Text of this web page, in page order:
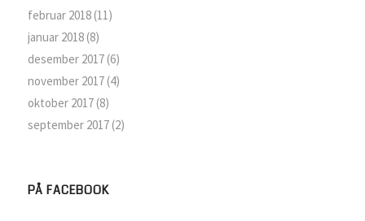
februar 2018(11)
januar 2018(8)
desember 2017(6)
november 2017(4)
oktober 2017(8)
september 2017(2)
PÅ FACEBOOK